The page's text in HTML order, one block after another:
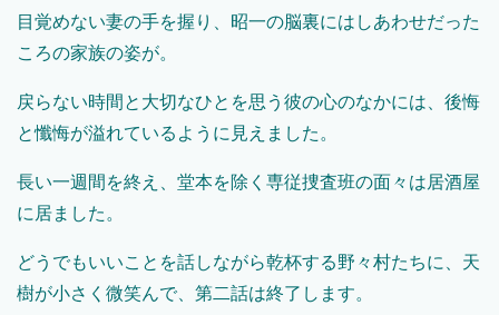
目覚めない妻の手を握り、昭一の脳裏にはしあわせだった
ころの家族の姿が。
戻らない時間と大切なひとを思う彼の心のなかには、後悔
と懺悔が溢れているように見えました。
長い一週間を終え、堂本を除く専従捜査班の面々は居酒屋
に居ました。
どうでもいいことを話しながら乾杯する野々村たちに、天
樹が小さく微笑んで、第二話は終了します。